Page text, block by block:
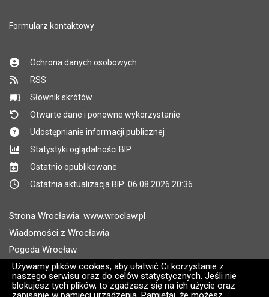
Używamy plików cookies, aby ułatwić Ci korzystanie z
naszego serwisu oraz do celów statystycznych. Jeśli nie
blokujesz tych plików, to zgadzasz się na ich użycie oraz
Formularz kontaktowy
Ochrona danych osobowych
RSS
Słownik skrótów
Otwarte dane i ponowne wykorzystanie
Udostępnianie informacji publicznej
Statystyki oglądalności BIP
Ostatnio opublikowane
Ostatnia aktualizacja BIP: 06.08.2026 20:36
Strona Wrocławia: www.wroclaw.pl
Wiadomości z Wrocławia
Pogoda Wrocław
Rozkłady jazdy MPK Wrocław
Administratorem wroclaw.pl jest: ARAW